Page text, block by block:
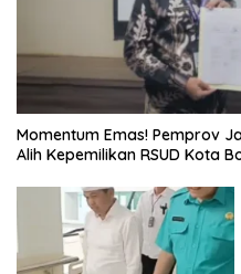
Momentum Emas! Pemprov
Alih Kepemilikan RSUD Kota